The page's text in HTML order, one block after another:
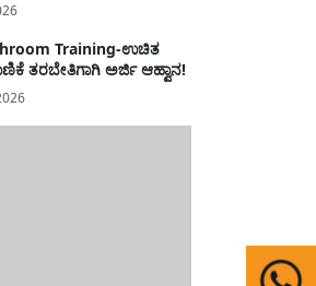
Training-ಉಚಿತ
ತರಬೇತಿಗಾಗಿ ಅರ್ಜಿ ಆಹ್ವಾನ!